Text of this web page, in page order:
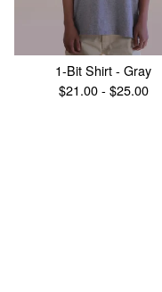
1-Bit Shirt - Gray
$21.00 - $25.00